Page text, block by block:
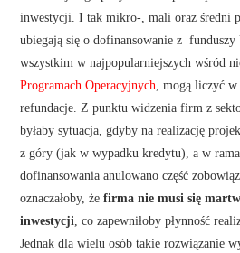
inwestycji. I tak mikro-, mali oraz średni
ubiegają się o dofinansowanie z
wszystkim w najpopularniejszych wśród
Programach Operacyjnych, mogą liczyć w
refundacje. Z punktu widzenia firm z
byłaby sytuacja, gdyby na realizację
z góry (jak w wypadku kredytu), a w
dofinansowania anulowano część
oznaczałoby, żefirma nie musi się
inwestycji, co zapewniłoby płynność
Jednak dla wielu osób takie rozwiązanie